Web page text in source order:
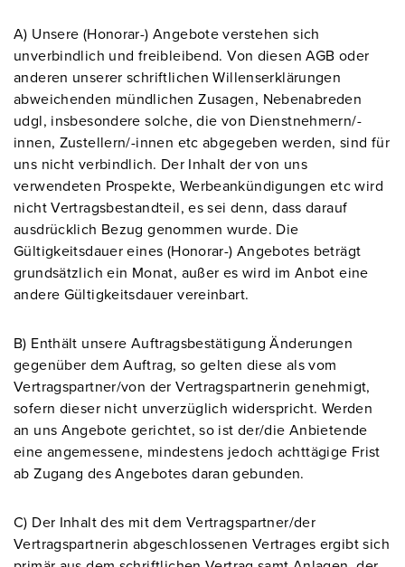
A) Unsere (Honorar-) Angebote verstehen sich
unverbindlich und freibleibend. Von diesen AGB oder
anderen unserer schriftlichen Willenserklärungen
abweichenden mündlichen Zusagen, Nebenabreden
udgl, insbesondere solche, die von Dienstnehmern/-
innen, Zustellern/-innen etc abgegeben werden, sind für
uns nicht verbindlich. Der Inhalt der von uns
verwendeten Prospekte, Werbeankündigungen etc wird
nicht Vertragsbestandteil, es sei denn, dass darauf
ausdrücklich Bezug genommen wurde. Die
Gültigkeitsdauer eines (Honorar-) Angebotes beträgt
grundsätzlich ein Monat, außer es wird im Anbot eine
andere Gültigkeitsdauer vereinbart.
B) Enthält unsere Auftragsbestätigung Änderungen
gegenüber dem Auftrag, so gelten diese als vom
Vertragspartner/von der Vertragspartnerin genehmigt,
sofern dieser nicht unverzüglich widerspricht. Werden
an uns Angebote gerichtet, so ist der/die Anbietende
eine angemessene, mindestens jedoch achttägige Frist
ab Zugang des Angebotes daran gebunden.
C) Der Inhalt des mit dem Vertragspartner/der
Vertragspartnerin abgeschlossenen Vertrages ergibt sich